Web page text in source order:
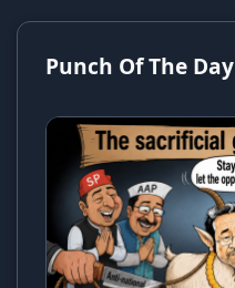
Punch Of The Day